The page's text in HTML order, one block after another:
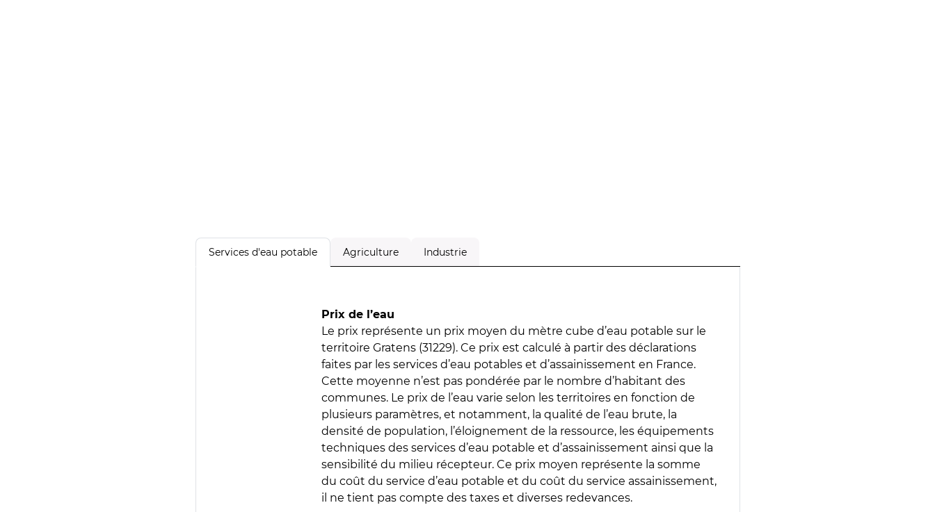
Services d'eau potable Agriculture Industrie
Prix de l’eau
Le prix représente un prix moyen du mètre cube d’eau potable sur le
territoire Gratens (31229). Ce prix est calculé à partir des déclarations
faites par les services d’eau potables et d’assainissement en France.
Cette moyenne n’est pas pondérée par le nombre d’habitant des
communes. Le prix de l’eau varie selon les territoires en fonction de
plusieurs paramètres, et notamment, la qualité de l’eau brute, la
densité de population, l’éloignement de la ressource, les équipements
techniques des services d’eau potable et d’assainissement ainsi que la
sensibilité du milieu récepteur. Ce prix moyen représente la somme
du coût du service d’eau potable et du coût du service assainissement,
il ne tient pas compte des taxes et diverses redevances.